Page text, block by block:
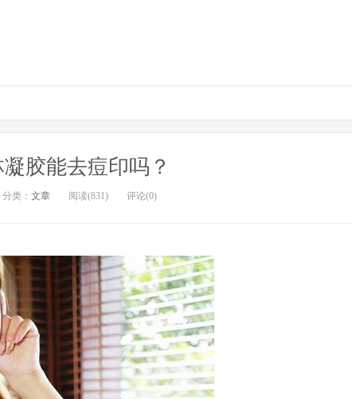
胶能去痘印吗？
分类： 文章 阅读(831) 评论(0)